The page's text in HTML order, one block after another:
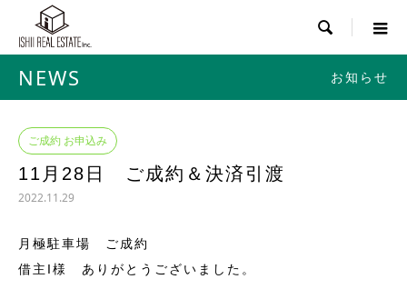

NEWS お知らせ
ご成約 お申込み
11月28日 ご成約＆決済引渡
2022.11.29
月極駐車場 ご成約
借主I様 ありがとうございました。